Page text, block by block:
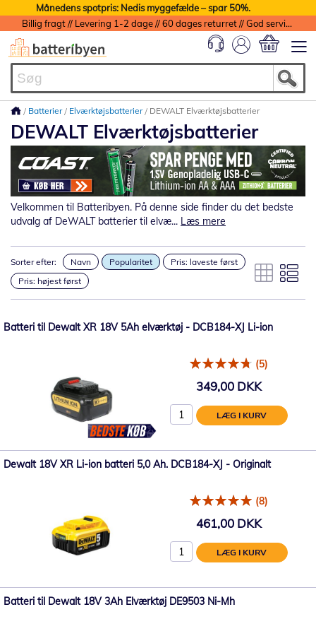
Månedens spotpris: Nedis myggefælde – spar 50%.
Billig fragt // Levering 1-2 dage // 60 dages returret // God service med garanti
Batterier Elværktøjsbatterier DEWALT Elværktøjsbatterier
DEWALT Elværktøjsbatterier
Velkommen til Batteribyen. På denne side finder du det bedste
udvalg af DeWALT batterier til elvæ... Læs mere
Sorter efter: Navn Popularitet
Pris: laveste først
Pris: højest først
Batteri til Dewalt XR 18V 5Ah elværktøj - DCB184-XJ Li-ion
(5)
349,00 DKK
LÆG I KURV
Dewalt 18V XR Li-ion batteri 5,0 Ah. DCB184-XJ - Originalt
(8)
461,00 DKK
LÆG I KURV
Batteri til Dewalt 18V 3Ah Elværktøj DE9503 Ni-Mh